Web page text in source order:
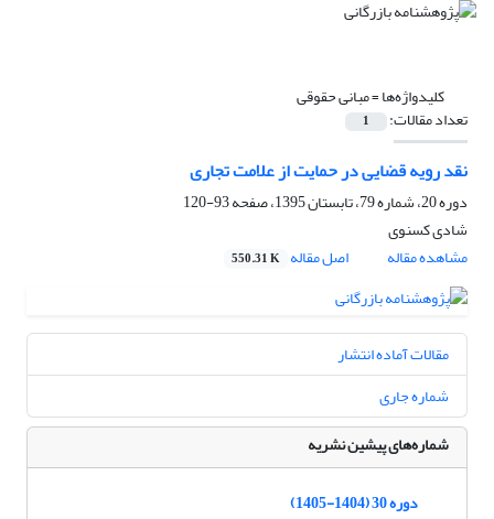
کلیدواژه‌ها =مبانی حقوقی
تعداد مقالات: 1
نقد رویه قضایی در حمایت از علامت تجاری
دوره 20، شماره 79، تابستان 1395، صفحه
93-120
شادی کسنوی
مشاهده مقاله
اصل مقاله 550.31 K
مقالات آماده انتشار
شماره جاری
شماره‌های پیشین نشریه
دوره 30 (1404-1405)